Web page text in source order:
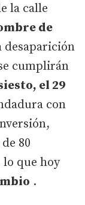
la calle
de
desaparición
cumplirán
el 29
con
80
lo que hoy
.